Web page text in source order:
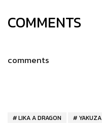
COMMENTS
comments
LIKA A DRAGON YAKUZA